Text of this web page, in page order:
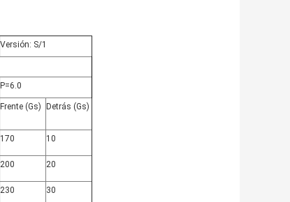
Versión: S/1
P=6.0
Frente (Gs) Detrás (Gs)
170 10
200 20
230 30